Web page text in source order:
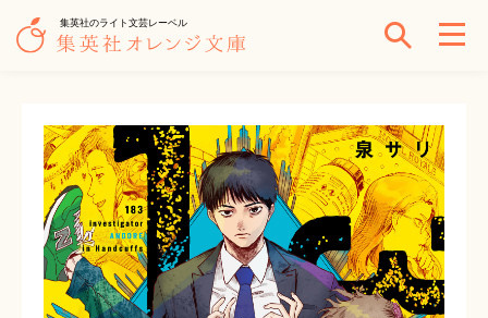
集英社のライト文芸レーベル